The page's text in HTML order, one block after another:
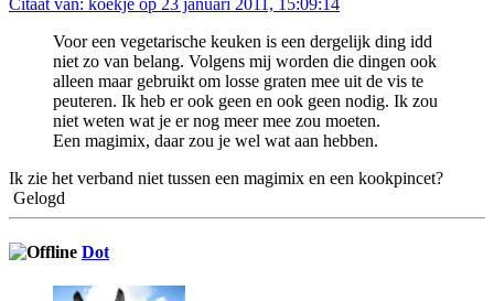
Citaat van: koekje op 23 januari 2011, 15:09:14
Voor een vegetarische keuken is een dergelijk ding idd
niet zo van belang. Volgens mij worden die dingen ook
alleen maar gebruikt om losse graten mee uit de vis te
peuteren. Ik heb er ook geen en ook geen nodig. Ik zou
niet weten wat je er nog meer mee zou moeten.
Een magimix, daar zou je wel wat aan hebben.
Ik zie het verband niet tussen een magimix en een kookpincet?
Gelogd
Dot